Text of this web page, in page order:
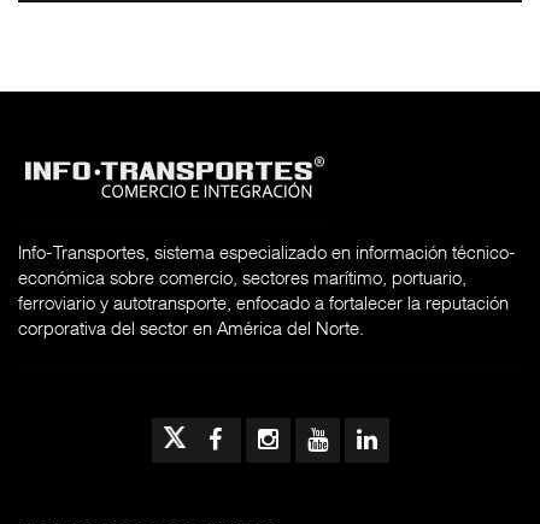
Info-Transportes, sistema especializado en información técnico-
económica sobre comercio, sectores marítimo, portuario,
ferroviario y autotransporte, enfocado a fortalecer la reputación
corporativa del sector en América del Norte.